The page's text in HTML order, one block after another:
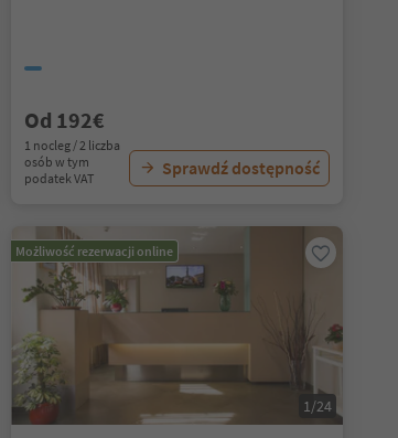
Od 192€
1 nocleg / 2 liczba
osób w tym
podatek VAT
Sprawdź dostępność
Możliwość rezerwacji online
1/24